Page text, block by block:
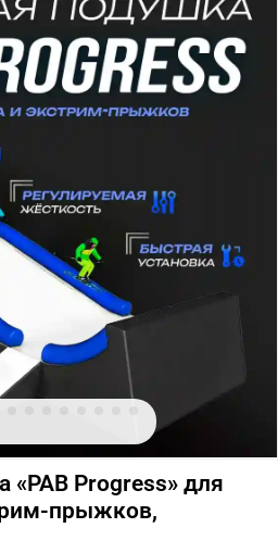
«PAB Progress» для
прыжков,